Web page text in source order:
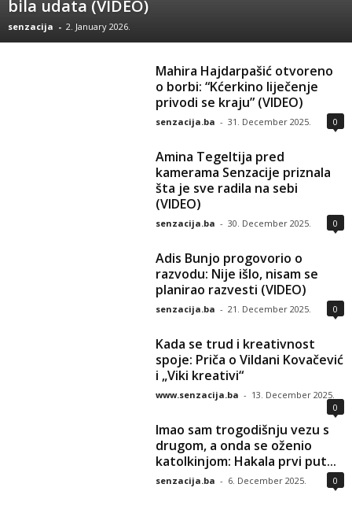
bila udata (VIDEO)
senzacija - 2. January 2026.
Mahira Hajdarpašić otvoreno
o borbi: “Kćerkino liječenje
privodi se kraju” (VIDEO)
senzacija.ba - 31. December 2025. 0
Amina Tegeltija pred
kamerama Senzacije priznala
šta je sve radila na sebi
(VIDEO)
senzacija.ba - 30. December 2025. 0
Adis Bunjo progovorio o
razvodu: Nije išlo, nisam se
planirao razvesti (VIDEO)
senzacija.ba - 21. December 2025. 0
Kada se trud i kreativnost
spoje: Priča o Vildani Kovačević
i „Viki kreativi“
www.senzacija.ba - 13. December 2025.
0
Imao sam trogodišnju vezu s
drugom, a onda se oženio
katolkinjom: Hakala prvi put...
senzacija.ba - 6. December 2025. 0